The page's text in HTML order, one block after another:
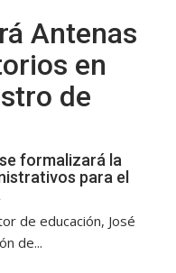
Antenas
en
de
formalizará la
para el
de educación, José
de...